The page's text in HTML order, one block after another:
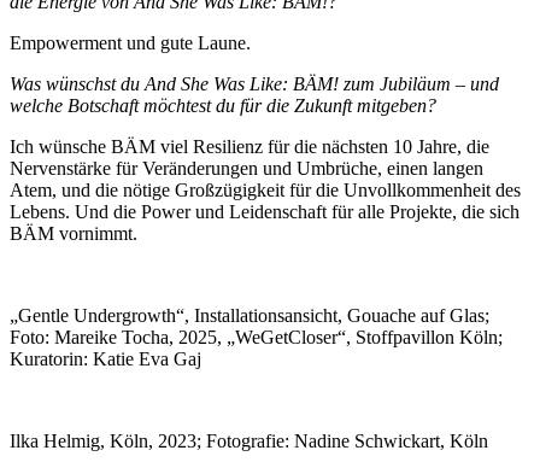
Empowerment und gute Laune.
Was wünschst du And She Was Like: BÄM! zum Jubiläum – und
welche Botschaft möchtest du für die Zukunft mitgeben?
Ich wünsche BÄM viel Resilienz für die nächsten 10 Jahre, die
Nervenstärke für Veränderungen und Umbrüche, einen langen
Atem, und die nötige Großzügigkeit für die Unvollkommenheit des
Lebens. Und die Power und Leidenschaft für alle Projekte, die sich
BÄM vornimmt.
„Gentle Undergrowth“, Installationsansicht, Gouache auf Glas;
Foto: Mareike Tocha, 2025, „WeGetCloser“, Stoffpavillon Köln;
Kuratorin: Katie Eva Gaj
Ilka Helmig, Köln, 2023; Fotografie: Nadine Schwickart, Köln